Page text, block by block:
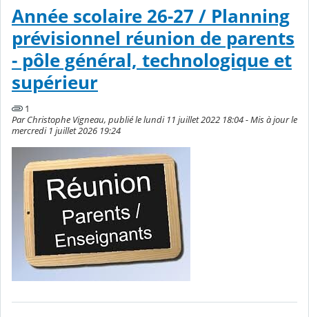
Année scolaire 26-27 / Planning
prévisionnel réunion de parents
- pôle général, technologique et
supérieur
1
Par Christophe Vigneau, publié le lundi 11 juillet 2022 18:04 - Mis à jour le
mercredi 1 juillet 2026 19:24